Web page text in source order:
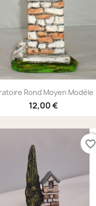
Rond Moyen Modèle
12,00 €
favorite_border